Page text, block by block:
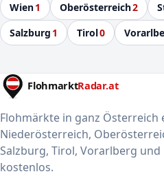
Wien1 Oberösterreich2
Salzburg 1 Tirol0
Flohmärkte in ganz Österreich
Niederösterreich,
Salzburg, Tirol, Vorarlberg
kostenlos.